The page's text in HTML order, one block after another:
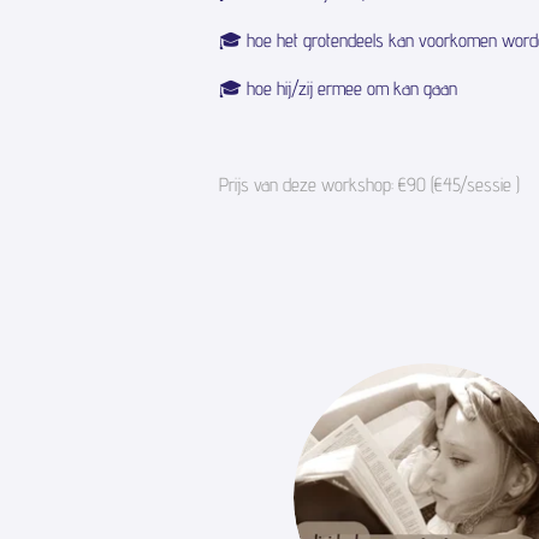
🎓 hoe het grotendeels kan voorkomen
🎓 hoe hij/zij ermee om kan gaan
Prijs van deze workshop: €90 (€45/sessie )